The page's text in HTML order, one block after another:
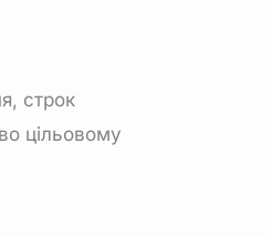
строк
цільовому